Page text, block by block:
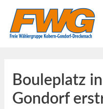
Inhalt
springen
Bouleplatz
Gondorf